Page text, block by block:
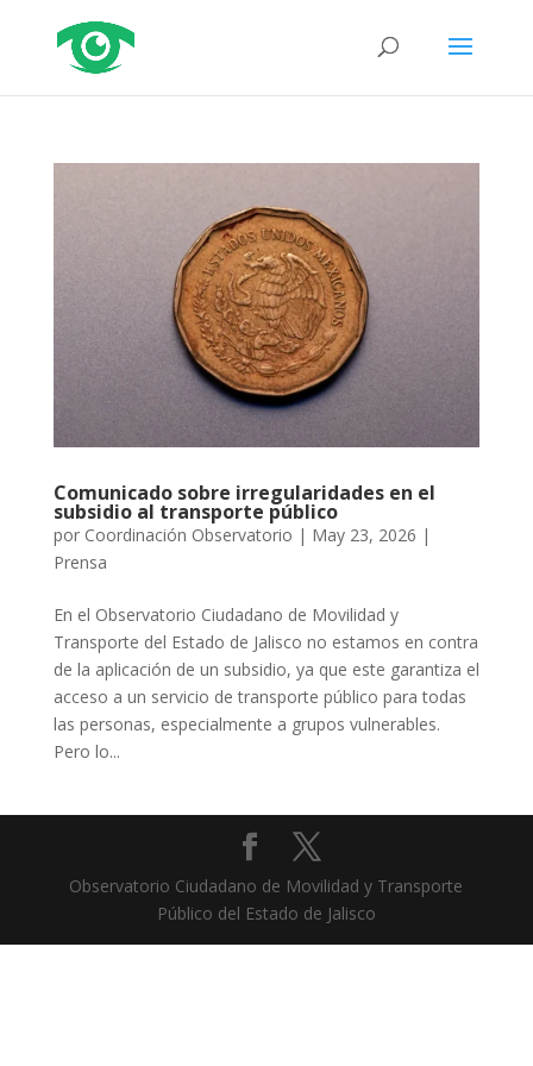
Comunicado sobre irregularidades en el
subsidio al transporte público
por Coordinación Observatorio | May 23, 2026 |
Prensa
En el Observatorio Ciudadano de Movilidad y
Transporte del Estado de Jalisco no estamos en contra
de la aplicación de un subsidio, ya que este garantiza el
acceso a un servicio de transporte público para todas
las personas, especialmente a grupos vulnerables.
Pero lo...
Observatorio Ciudadano de Movilidad y Transporte
Público del Estado de Jalisco